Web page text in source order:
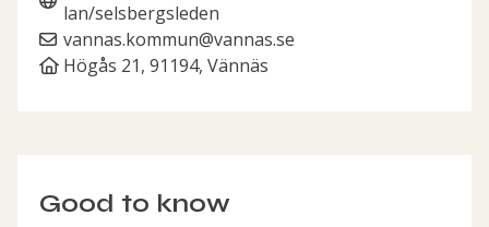
lan/selsbergsleden
vannas.kommun@vannas.se
Högås 21, 91194, Vännäs
Good to know